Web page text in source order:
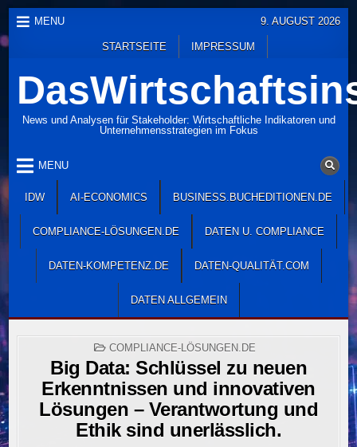
Skip
to
content
MENU
STARTSEITE IMPRESSUM
9. AUGUST 2026
News und Analysen für Stakeholder: Wirtschaftliche Indikatoren und
Unternehmensstrategien im Fokus
MENU
IDW AI-ECONOMICS BUSINESS.BUCHEDITIONEN.DE
COMPLIANCE-LÖSUNGEN.DE DATEN U. COMPLIANCE
DATEN-KOMPETENZ.DE DATEN-QUALITÄT.COM
DATEN ALLGEMEIN
POSTED
COMPLIANCE-LÖSUNGEN.DE
Big Data: Schlüssel zu neuen
Erkenntnissen und innovativen
Lösungen – Verantwortung und
Ethik sind unerlässlich.